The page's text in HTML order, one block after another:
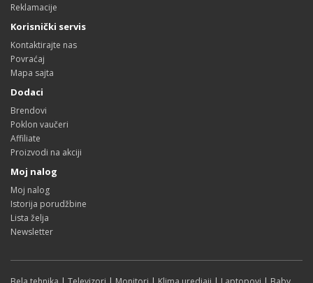
Reklamacije
Korisnički servis
Kontaktirajte nas
Povraćaj
Mapa sajta
Dodaci
Brendovi
Poklon vaučeri
Affiliate
Proizvodi na akciji
Moj nalog
Moj nalog
Istorija porudžbine
Lista želja
Newsletter